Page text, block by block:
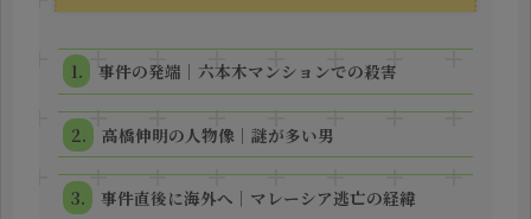
事件の発端｜六本木マンションでの殺害
高橋伸明の人物像｜謎が多い男
事件直後に海外へ｜マレーシア逃亡の経緯